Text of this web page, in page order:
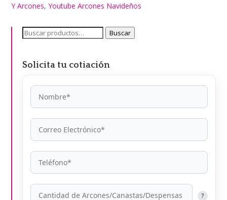
Y Arcones,Youtube Arcones Navideños
Buscar
Buscar
Solicita tu cotiación
?